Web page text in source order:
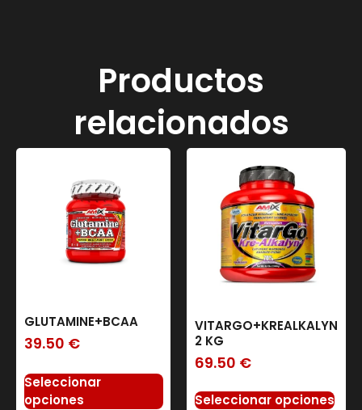
Productos
relacionados
GLUTAMINE+BCAA
39.50 €
Seleccionar
opciones
VITARGO+KREALKALYN
2 KG
69.50 €
Seleccionar opciones